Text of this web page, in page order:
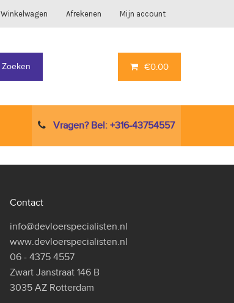
Winkelwagen Afrekenen Mijn account
Zoeken €0.00
Vragen? Bel: +316-43754557
Contact
info@devloerspecialisten.nl
www.devloerspecialisten.nl
06 - 4375 4557
Zwart Janstraat 146 B
3035 AZ Rotterdam